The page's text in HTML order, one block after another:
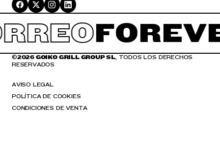
©2026 GOIKO GRILL GROUP SL, TODOS LOS DERECHOS
RESERVADOS
AVISO LEGAL
POLÍTICA DE COOKIES
CONDICIONES DE VENTA